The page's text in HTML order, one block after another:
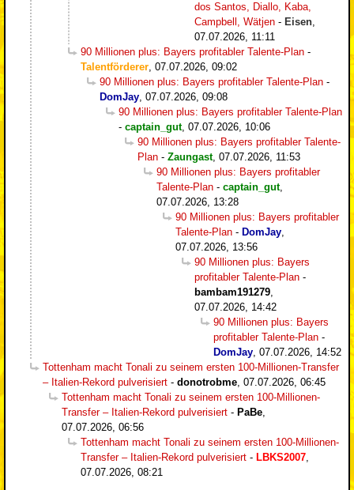
dos Santos, Diallo, Kaba,
Campbell, Wätjen - Eisen,
07.07.2026, 11:11
90 Millionen plus: Bayers profitabler Talente-Plan -
Talentförderer, 07.07.2026, 09:02
90 Millionen plus: Bayers profitabler Talente-Plan -
DomJay, 07.07.2026, 09:08
90 Millionen plus: Bayers profitabler Talente-Plan
- captain_gut, 07.07.2026, 10:06
90 Millionen plus: Bayers profitabler Talente-
Plan - Zaungast, 07.07.2026, 11:53
90 Millionen plus: Bayers profitabler
Talente-Plan - captain_gut,
07.07.2026, 13:28
90 Millionen plus: Bayers profitabler
Talente-Plan - DomJay,
07.07.2026, 13:56
90 Millionen plus: Bayers
profitabler Talente-Plan -
bambam191279,
07.07.2026, 14:42
90 Millionen plus: Bayers
profitabler Talente-Plan -
DomJay, 07.07.2026, 14:52
Tottenham macht Tonali zu seinem ersten 100-Millionen-Transfer
– Italien-Rekord pulverisiert - donotrobme, 07.07.2026, 06:45
Tottenham macht Tonali zu seinem ersten 100-Millionen-
Transfer – Italien-Rekord pulverisiert - PaBe,
07.07.2026, 06:56
Tottenham macht Tonali zu seinem ersten 100-Millionen-
Transfer – Italien-Rekord pulverisiert - LBKS2007,
07.07.2026, 08:21